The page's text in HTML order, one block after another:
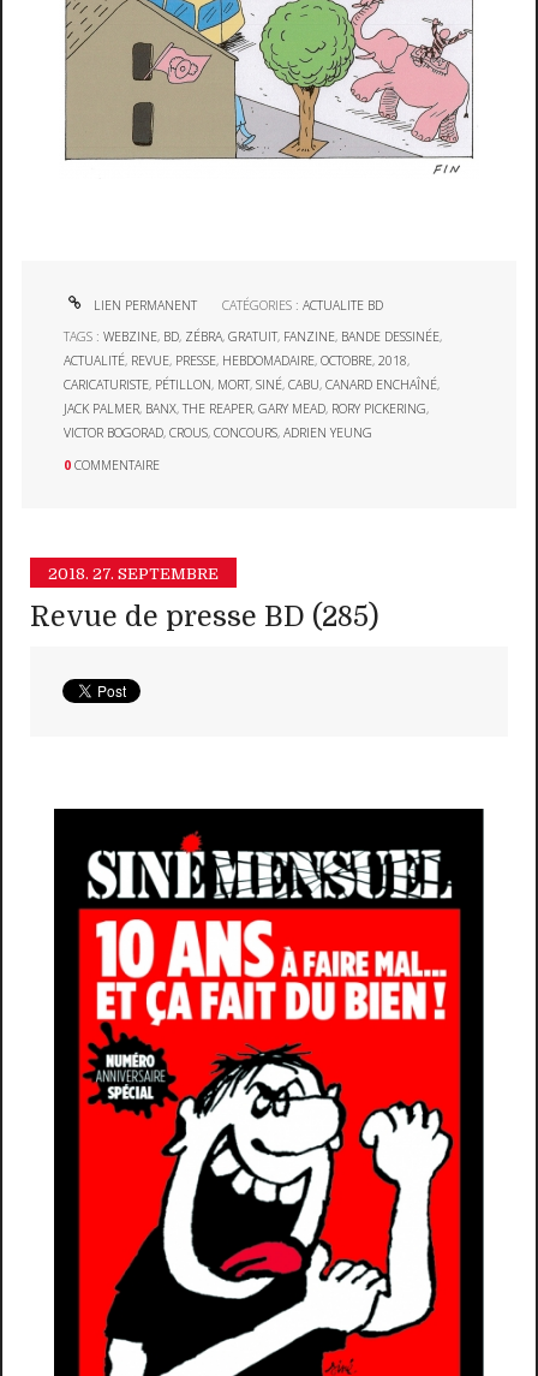
LIEN PERMANENT CATÉGORIES :ACTUALITE BD
TAGS :WEBZINE, BD, ZÉBRA,GRATUIT, FANZINE, BANDE DESSINÉE,
ACTUALITÉ, REVUE, PRESSE, HEBDOMADAIRE,OCTOBRE,2018,
CARICATURISTE, PÉTILLON, MORT,SINÉ,CABU,CANARD ENCHAÎNÉ,
JACK PALMER, BANX,THE REAPER,GARY MEAD, RORY PICKERING,
VICTOR BOGORAD,CROUS,CONCOURS,ADRIEN YEUNG
0 COMMENTAIRE
2018. 27. SEPTEMBRE
Revue de presse BD (285)